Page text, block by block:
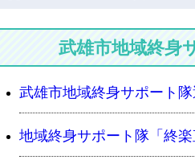
武雄市地域終身
武雄市地域終身サポート
地域終身サポート隊「終